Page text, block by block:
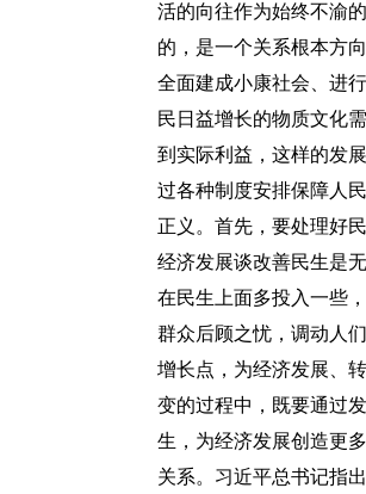
活的向往作为始终不渝
的，是一个关系根本方
全面建成小康社会、进
民日益增长的物质文化
到实际利益，这样的发
过各种制度安排保障人
正义。首先，要处理好
经济发展谈改善民生是
在民生上面多投入一些
群众后顾之忧，调动人
增长点，为经济发展、
变的过程中，既要通过
生，为经济发展创造更
关系。习近平总书记指